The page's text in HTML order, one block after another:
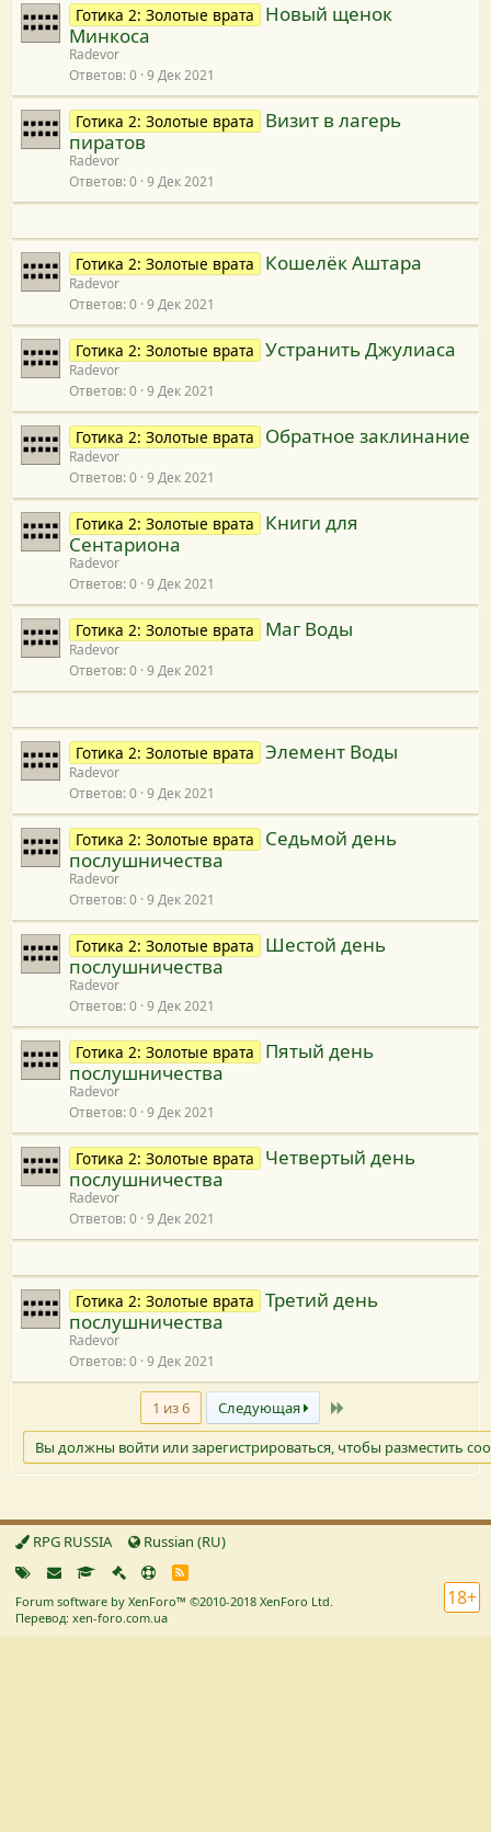
Готика 2: Золотые врата
Новый щенок
Минкоса
Radevor
Ответов 0 9 Дек 2021
Готика 2: Золотые врата
Визит в лагерь
пиратов
Radevor
Ответов 0 9 Дек 2021
Готика 2: Золотые врата Кошелёк Аштара
Radevor
Ответов 0 9 Дек 2021
Готика 2: Золотые врата Устранить Джулиаса
Radevor
Ответов 0 9 Дек 2021
Готика 2: Золотые врата Обратное заклинание
Radevor
Ответов 0 9 Дек 2021
Готика 2: Золотые врата
Книги для
Сентариона
Radevor
Ответов 0 9 Дек 2021
Готика 2: Золотые врата Маг Воды
Radevor
Ответов 0 9 Дек 2021
Готика 2: Золотые врата Элемент Воды
Radevor
Ответов 0 9 Дек 2021
Готика 2: Золотые врата
Седьмой день
послушничества
Radevor
Ответов 0 9 Дек 2021
Готика 2: Золотые врата
Шестой день
послушничества
Radevor
Ответов 0 9 Дек 2021
Готика 2: Золотые врата
Пятый день
послушничества
Radevor
Ответов 0 9 Дек 2021
Готика 2: Золотые врата
Четвертый день
послушничества
Radevor
Ответов 0 9 Дек 2021
Готика 2: Золотые врата Третий день
послушничества
Radevor
Ответов 0 9 Дек 2021
1 из 6 Следующая
Вы должны войти или зарегистрироваться, чтобы разместить
RPG RUSSIA Russian (RU)
R
S
18+
Forum software by XenForo™ ©2010-2018 XenForo Ltd.
Перевод: xen-foro.com.ua